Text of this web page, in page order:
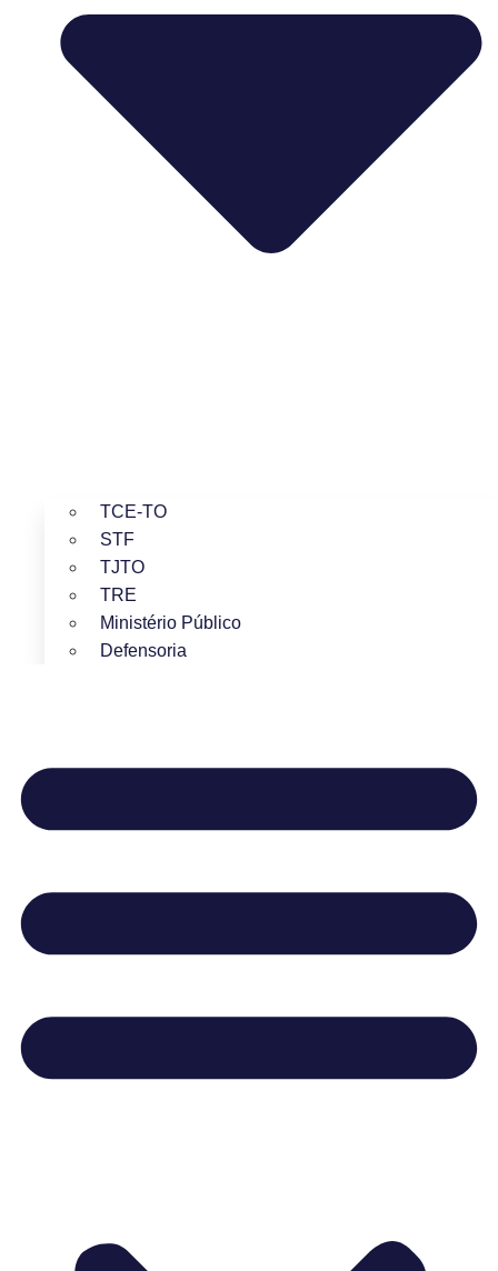
TCE-TO
STF
TJTO
TRE
Ministério Público
Defensoria